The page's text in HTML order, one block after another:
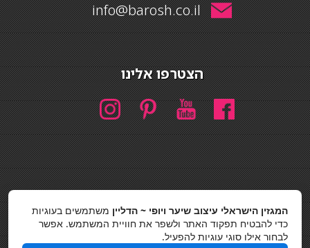
info@barosh.co.il
הצטרפו אלינו
חיפוש
חיפוש
כסאות בר
המגזין הישראלי עיצוב שיער ויופי ~ הדליין משתמשים בעוגיות
כדי להבטיח תפקוד האתר ולשפר את חוויית המשתמש. אפשר
לבחור אילו סוגי עוגיות להפעיל.